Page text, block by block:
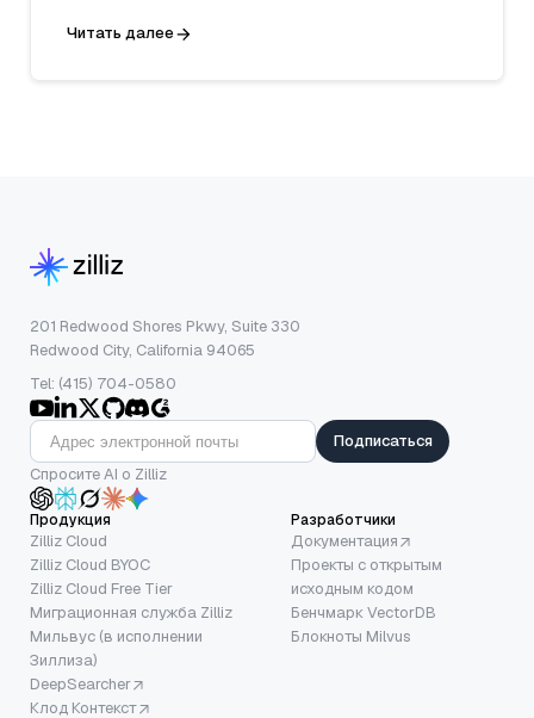
возможности вкраплений из моделей машинного
Читать далее
201 Redwood Shores Pkwy, Suite 330
Redwood City, California 94065
Tel: (415) 704-0580
Подписаться
Спросите AI о Zilliz
Продукция
Zilliz Cloud
Zilliz Cloud BYOC
Zilliz Cloud Free Tier
Миграционная служба Zilliz
Мильвус (в исполнении
Зиллиза)
DeepSearcher
Клод Контекст
Разработчики
Документация
Проекты с открытым
исходным кодом
Бенчмарк VectorDB
Блокноты Milvus